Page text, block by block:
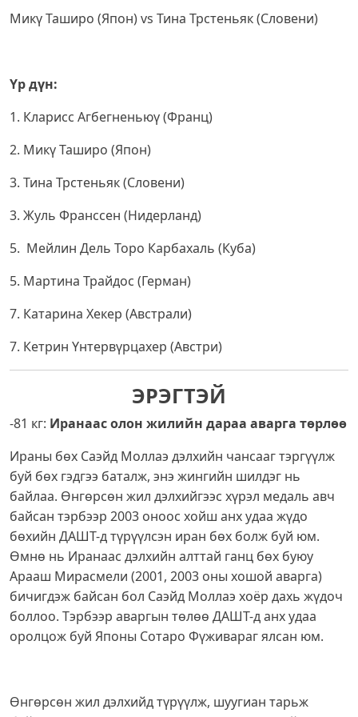
Микү Таширо (Япон) vs Тина Трстеньяк (Словени)
Үр дүн:
1. Кларисс Агбегненьюү (Франц)
2. Микү Таширо (Япон)
3. Тина Трстеньяк (Словени)
3. Жуль Франссен (Нидерланд)
5. Мейлин Дель Торо Карбахаль (Куба)
5. Мартина Трайдос (Герман)
7. Катарина Хекер (Австрали)
7. Кетрин Үнтервүрцахер (Австри)
ЭРЭГТЭЙ
-81 кг: Иранаас олон жилийн дараа аварга төрлөө
Ираны бөх Саэйд Моллаэ дэлхийн чансааг тэргүүлж
буй бөх гэдгээ баталж, энэ жингийн шилдэг нь
байлаа. Өнгөрсөн жил дэлхийгээс хүрэл медаль авч
байсан тэрбээр 2003 оноос хойш анх удаа жүдо
бөхийн ДАШТ-д түрүүлсэн иран бөх болж буй юм.
Өмнө нь Иранаас дэлхийн алттай ганц бөх буюу
Арааш Мирасмели (2001, 2003 оны хошой аварга)
бичигдэж байсан бол Саэйд Моллаэ хоёр дахь жүдоч
боллоо. Тэрбээр аваргын төлөө ДАШТ-д анх удаа
оролцож буй Японы Сотаро Фүживараг ялсан юм.
Өнгөрсөн жил дэлхийд түрүүлж, шуугиан тарьж